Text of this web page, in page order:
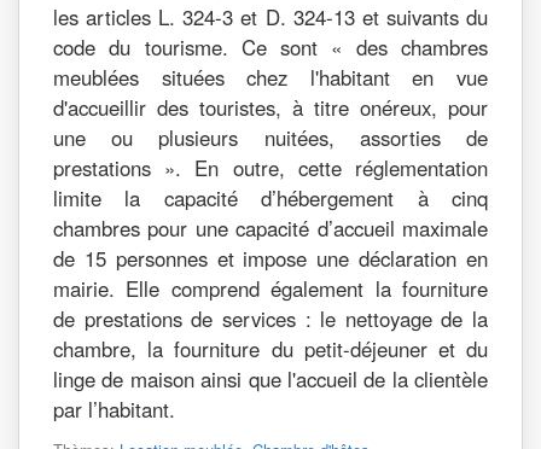
les articles L. 324-3 et D. 324-13 et suivants du
code du tourisme. Ce sont « des chambres
meublées situées chez l'habitant en vue
d'accueillir des touristes, à titre onéreux, pour
une ou plusieurs nuitées, assorties de
prestations ». En outre, cette réglementation
limite la capacité d’hébergement à cinq
chambres pour une capacité d’accueil maximale
de 15 personnes et impose une déclaration en
mairie. Elle comprend également la fourniture
de prestations de services : le nettoyage de la
chambre, la fourniture du petit-déjeuner et du
linge de maison ainsi que l'accueil de la clientèle
par l’habitant.